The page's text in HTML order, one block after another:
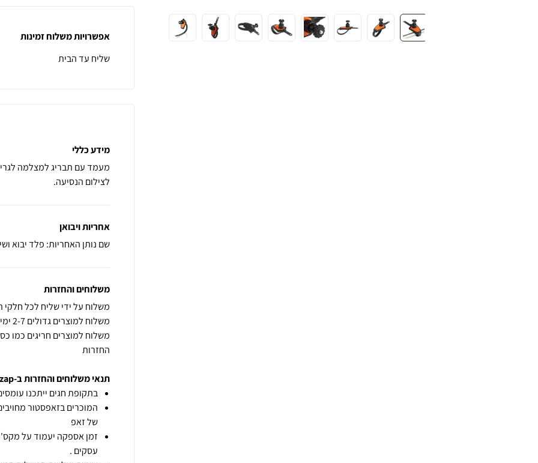
אפשרויות משלוח זמינות
שליח עד הבית
מידע כללי
לצילום הנסיעה.
אחריות ויבואן
שם נותן האחריות: פלד יבוא
משלוחים והחזרות
החזרות
תנאי משלוחים והחזרות ב-zap
בתקופת חגים ייתכנו
המוכרים בזאפסטור
של זאפ
זמן אספקה יעמוד על מקס' 7 ימי עסקים מיום
עסקים .